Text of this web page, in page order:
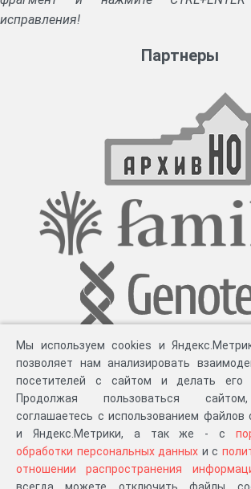
исправления!
Партнеры
Разработка компании «Великіе предки», 2023-2026 гг.
Персональные данные.Распространение информации
Мы используем cookies и
позволяет нам анализировать
посетителей с сайтом и делать его
Продолжая пользоваться
соглашаетесь с использованием файлов
и Яндекс.Метрики, а так же - с
обработки персональных данных и с
отношении распространения